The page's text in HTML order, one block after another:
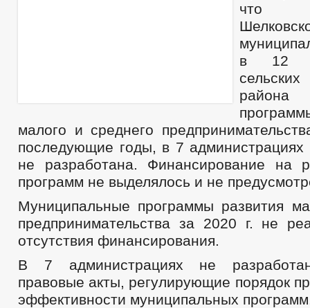
что
в 12
района
малого и среднего
последующие годы, в 7 администрациях
не разработана. Финансирование на
программ не выделялось и не
Муниципальные программы развития
предпринимательства за 2020 г. не
отсутствия финансирования.
В 7 администрациях не
правовые акты, регулирующие порядок
эффективности муниципальных